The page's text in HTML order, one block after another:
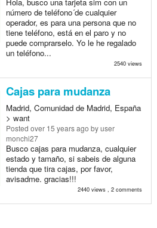
número de teléfono´de cualquier
operador, es para una persona que no
tiene teléfono, está en el paro y no
puede comprarselo. Yo le he regalado
un teléfono...
2540 views
Cajas para mudanza
Madrid, Comunidad de Madrid, España
> want
Posted over 15 years ago by user
monchi27
Busco cajas para mudanza, cualquier
estado y tamaño, si sabeis de alguna
tienda que tira cajas, por favor,
avisadme. gracias!!!
2440 views , 2 comments